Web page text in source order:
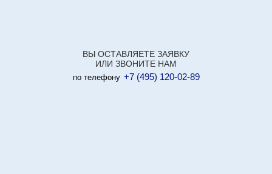
ВЫ ОСТАВЛЯЕТЕ ЗАЯВКУ
ИЛИ ЗВОНИТЕ НАМ
по телефону +7 (495) 120-02-89